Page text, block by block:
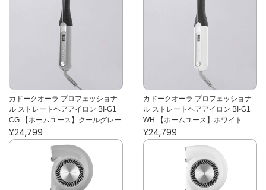
カドークオーラ プロフェッショナ
ル ストレートヘアアイロン BI-G1
CG 【ホームユース】クールグレー
¥24,799
カドークオーラ プロフェッショナ
ル ストレートヘアアイロン BI-G1
WH 【ホームユース】ホワイト
¥24,799